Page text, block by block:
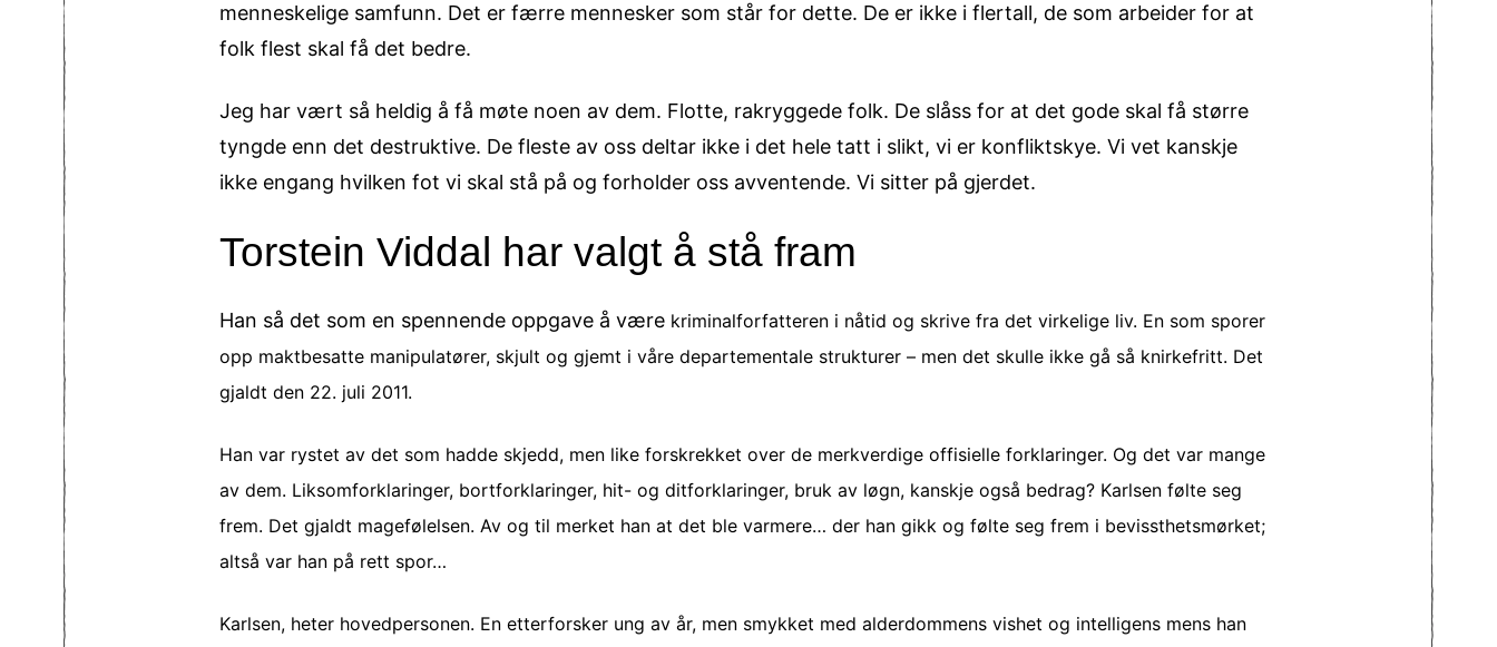
menneskelige samfunn. Det er færre mennesker som står for dette. De er ikke i flertall, de som arbeider for at
folk flest skal få det bedre.
Jeg har vært så heldig å få møte noen av dem. Flotte, rakryggede folk. De slåss for at det gode skal få større
tyngde enn det destruktive. De fleste av oss deltar ikke i det hele tatt i slikt, vi er konfliktskye. Vi vet kanskje
ikke engang hvilken fot vi skal stå på og forholder oss avventende. Vi sitter på gjerdet.
Torstein Viddal har valgt å stå fram
Han så det som en spennende oppgave å være kriminalforfatteren i nåtid og skrive fra det virkelige liv. En som sporer
opp maktbesatte manipulatører, skjult og gjemt i våre departementale strukturer – men det skulle ikke gå så knirkefritt. Det
gjaldt den 22. juli 2011.
Han var rystet av det som hadde skjedd, men like forskrekket over de merkverdige offisielle forklaringer. Og det var mange
av dem. Liksomforklaringer, bortforklaringer, hit- og ditforklaringer, bruk av løgn, kanskje også bedrag? Karlsen følte seg
frem. Det gjaldt magefølelsen. Av og til merket han at det ble varmere… der han gikk og følte seg frem i bevissthetsmørket;
altså var han på rett spor…
Karlsen, heter hovedpersonen. En etterforsker ung av år, men smykket med alderdommens vishet og intelligens mens han